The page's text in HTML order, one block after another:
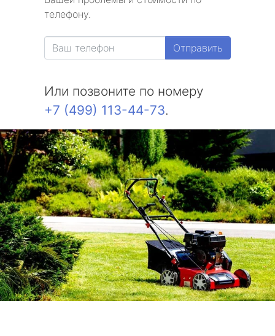
телефону.
Отправить
Или позвоните по номеру
+7 (499) 113-44-73.